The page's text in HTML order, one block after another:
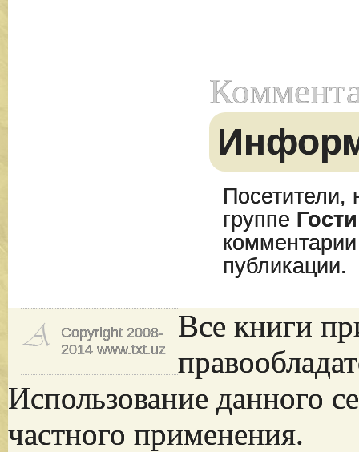
Посетители,
группе Гости
публикации.
Copyright 2008-
2014 www.txt.uz
Все книги
Использование данного
частного применения.